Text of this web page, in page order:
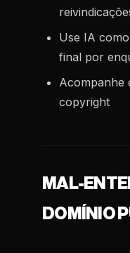
Use IA
final por
Acompanhe
copyright
MAL-
DOMÍNIO